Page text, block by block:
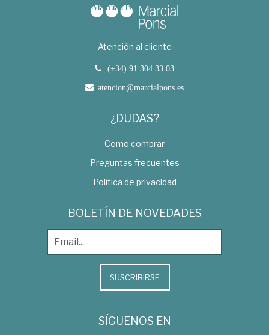
Atención al cliente
(+34) 91 304 33 03
atencion@marcialpons.es
¿DUDAS?
Como comprar
Preguntas frecuentes
Política de privacidad
BOLETÍN DE NOVEDADES
SUSCRIBIRSE
SÍGUENOS EN